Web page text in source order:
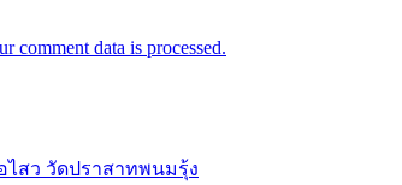
comment data is processed.